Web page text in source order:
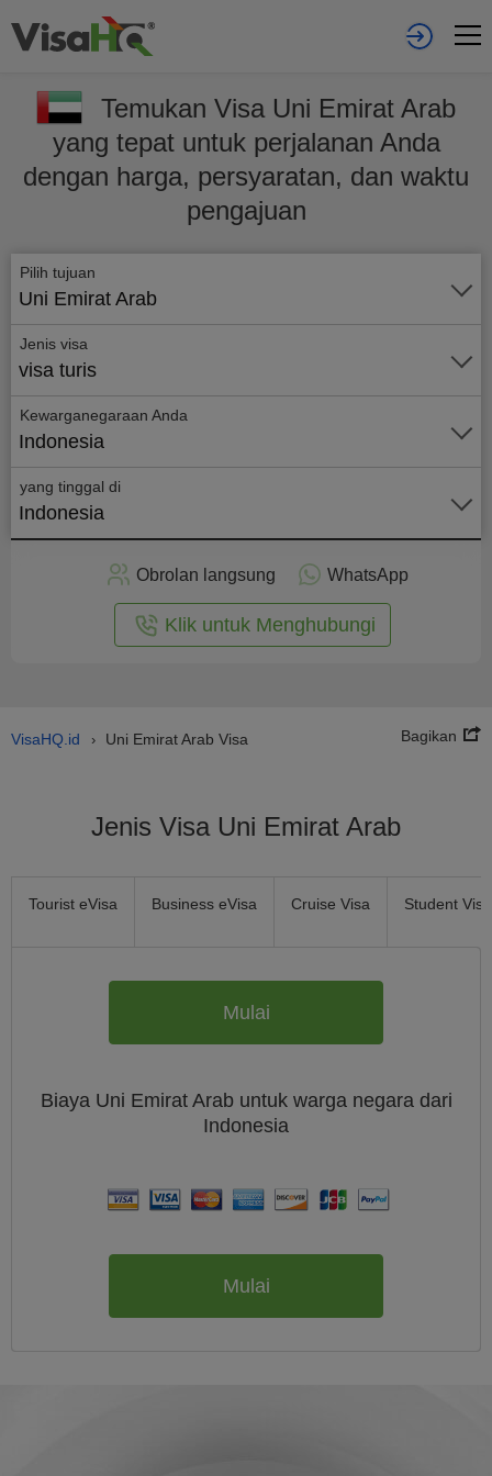
Temukan Visa Uni Emirat Arab
yang tepat untuk perjalanan Anda
dengan harga, persyaratan, dan waktu
pengajuan
Pilih tujuan
Uni Emirat Arab
Jenis visa
visa turis
Kewarganegaraan Anda
Indonesia
yang tinggal di
Indonesia
Obrolan langsung WhatsApp
Klik untuk Menghubungi
VisaHQ.id › Uni Emirat Arab Visa Bagikan
Jenis Visa Uni Emirat Arab
Tourist eVisa Business eVisa Cruise Visa Student Visa
Mulai
Biaya Uni Emirat Arab untuk warga negara dari
Indonesia
Mulai